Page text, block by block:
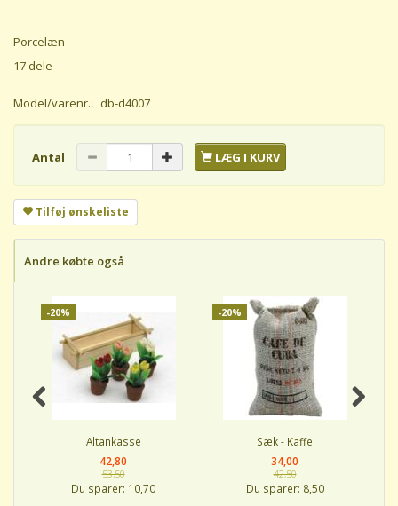
Porcelæn
17 dele
Model/varenr.: db-d4007
Antal LÆG I KURV
Tilføj ønskeliste
Andre købte også
-20%
Altankasse
42,80
53,50
Du sparer: 10,70
-20%
Sæk - Kaffe
34,00
42,50
Du sparer: 8,50